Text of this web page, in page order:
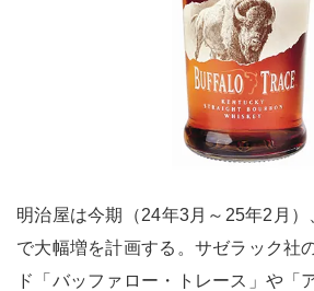
明治屋は今期（24年3月～25年2月
で大幅増を計画する。サゼラック社
ド「バッファロー・トレース」や「